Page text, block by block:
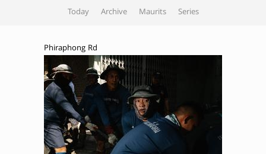
Today Archive Maurits Series
Phiraphong Rd